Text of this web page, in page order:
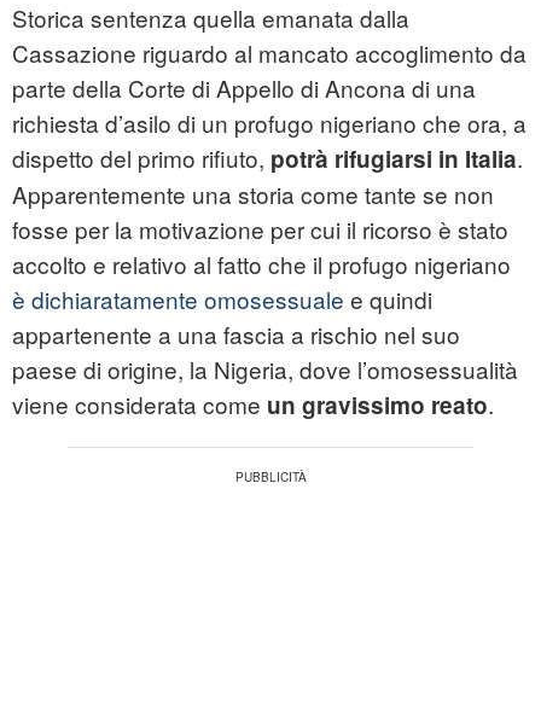
Storica sentenza quella emanata dalla
Cassazione riguardo al mancato accoglimento da
parte della Corte di Appello di Ancona di una
richiesta d’asilo di un profugo nigeriano che ora, a
dispetto del primo rifiuto, potrà rifugiarsi in Italia.
Apparentemente una storia come tante se non
fosse per la motivazione per cui il ricorso è stato
accolto e relativo al fatto che il profugo nigeriano
è dichiaratamente omosessuale e quindi
appartenente a una fascia a rischio nel suo
paese di origine, la Nigeria, dove l’omosessualità
viene considerata come un gravissimo reato.